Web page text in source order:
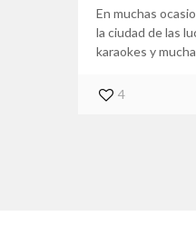
En muchas
la ciudad de las
karaokes y
4